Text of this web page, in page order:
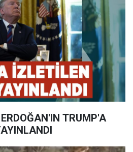
TRUMP'A